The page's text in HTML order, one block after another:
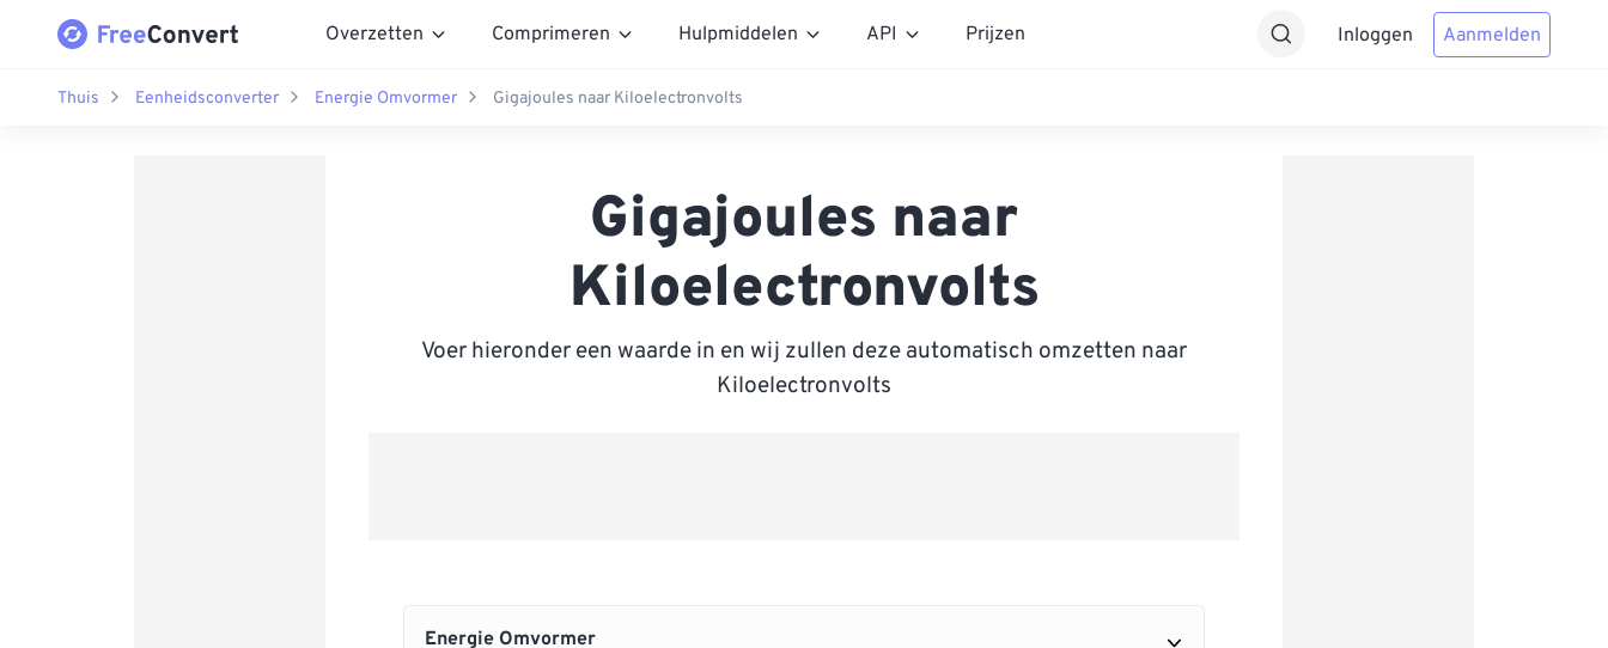
Overzetten Comprimeren Hulpmiddelen API Prijzen Inloggen Aanmelden
Thuis Eenheidsconverter Energie Omvormer Gigajoules naar Kiloelectronvolts
Gigajoules naar
Kiloelectronvolts
Voer hieronder een waarde in en wij zullen deze automatisch omzetten naar
Kiloelectronvolts